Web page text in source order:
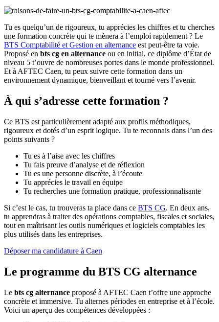
Tu es quelqu’un de rigoureux, tu apprécies les chiffres et tu cherches
une formation concrète qui te mènera à l’emploi rapidement ? Le
BTS Comptabilité et Gestion en alternance est peut-être ta voie.
Proposé en bts cg en alternance ou en initial, ce diplôme d’État de
niveau 5 t’ouvre de nombreuses portes dans le monde professionnel.
Et à AFTEC Caen, tu peux suivre cette formation dans un
environnement dynamique, bienveillant et tourné vers l’avenir.
À qui s’adresse cette formation ?
Ce BTS est particulièrement adapté aux profils méthodiques,
rigoureux et dotés d’un esprit logique. Tu te reconnais dans l’un des
points suivants ?
Tu es à l’aise avec les chiffres
Tu fais preuve d’analyse et de réflexion
Tu es une personne discrète, à l’écoute
Tu apprécies le travail en équipe
Tu recherches une formation pratique, professionnalisante
Si c’est le cas, tu trouveras ta place dans ce BTS CG. En deux ans,
tu apprendras à traiter des opérations comptables, fiscales et sociales,
tout en maîtrisant les outils numériques et logiciels comptables les
plus utilisés dans les entreprises.
Déposer ma candidature à Caen
Le programme du BTS CG alternance
Le bts cg alternance proposé à AFTEC Caen t’offre une approche
concrète et immersive. Tu alternes périodes en entreprise et à l’école.
Voici un aperçu des compétences développées :